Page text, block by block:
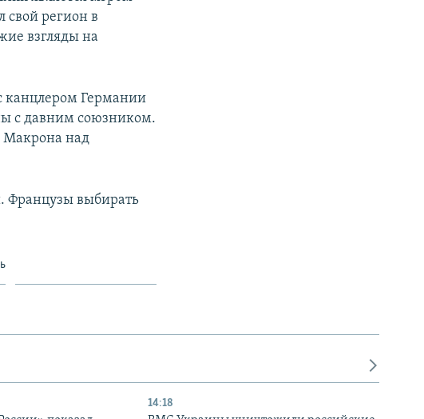
свой регион в
взгляды на
канцлером Германии
с давним союзником.
Макрона над
выбирать
14:18